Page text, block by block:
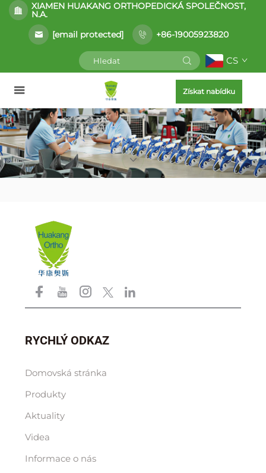
XIAMEN HUAKANG ORTHOPEDICKÁ SPOLEČNOST,
N.A.
[email protected]
+86-19005923820
CS
Získat nabídku
RYCHLÝ ODKAZ
Domovská stránka
Produkty
Aktuality
Videa
Informace o nás